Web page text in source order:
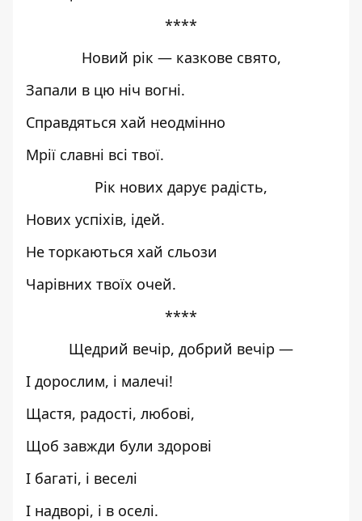
****
Новий рік — казкове свято,
Запали в цю ніч вогні.
Справдяться хай неодмінно
Мрії славні всі твої.
Рік нових дарує радість,
Нових успіхів, ідей.
Не торкаються хай сльози
Чарівних твоїх очей.
****
Щедрий вечір, добрий вечір —
І дорослим, і малечі!
Щастя, радості, любові,
Щоб завжди були здорові
І багаті, і веселі
І надворі, і в оселі.